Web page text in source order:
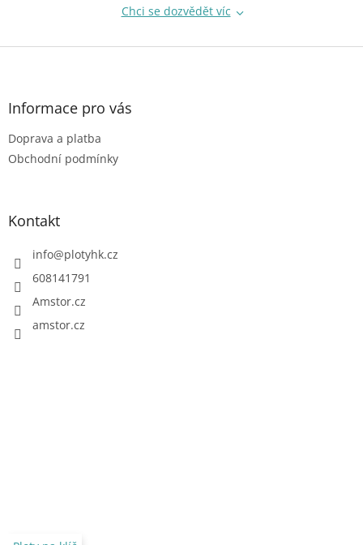
Chci se dozvědět víc
Z
Informace pro vás
Doprava a platba
Obchodní podmínky
Kontakt
info@plotyhk.cz
608141791
Amstor.cz
amstor.cz